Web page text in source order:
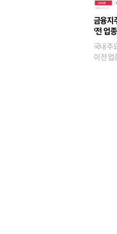
금융지
‘전 업
원은
국내 주
이 전